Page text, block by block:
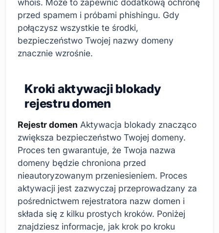
whois. Może to zapewnić dodatkową ochronę
przed spamem i próbami phishingu. Gdy
połączysz wszystkie te środki,
bezpieczeństwo Twojej nazwy domeny
znacznie wzrośnie.
Kroki aktywacji blokady
rejestru domen
Rejestr domen Aktywacja blokady znacząco
zwiększa bezpieczeństwo Twojej domeny.
Proces ten gwarantuje, że Twoja nazwa
domeny będzie chroniona przed
nieautoryzowanym przeniesieniem. Proces
aktywacji jest zazwyczaj przeprowadzany za
pośrednictwem rejestratora nazw domen i
składa się z kilku prostych kroków. Poniżej
znajdziesz informacje, jak krok po kroku